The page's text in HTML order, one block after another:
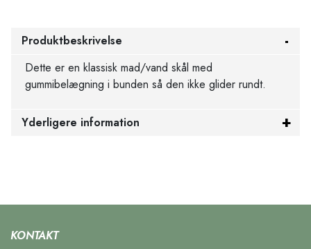
Produktbeskrivelse
Dette er en klassisk mad/vand skål med
gummibelægning i bunden så den ikke glider rundt.
Yderligere information
KONTAKT